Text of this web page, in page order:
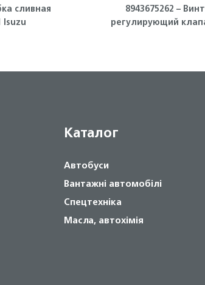
сливная
Isuzu
8943675262 – Винт
регулирующий
Каталог
Автобуси
Вантажні автомобілі
Спецтехніка
Масла, автохімія